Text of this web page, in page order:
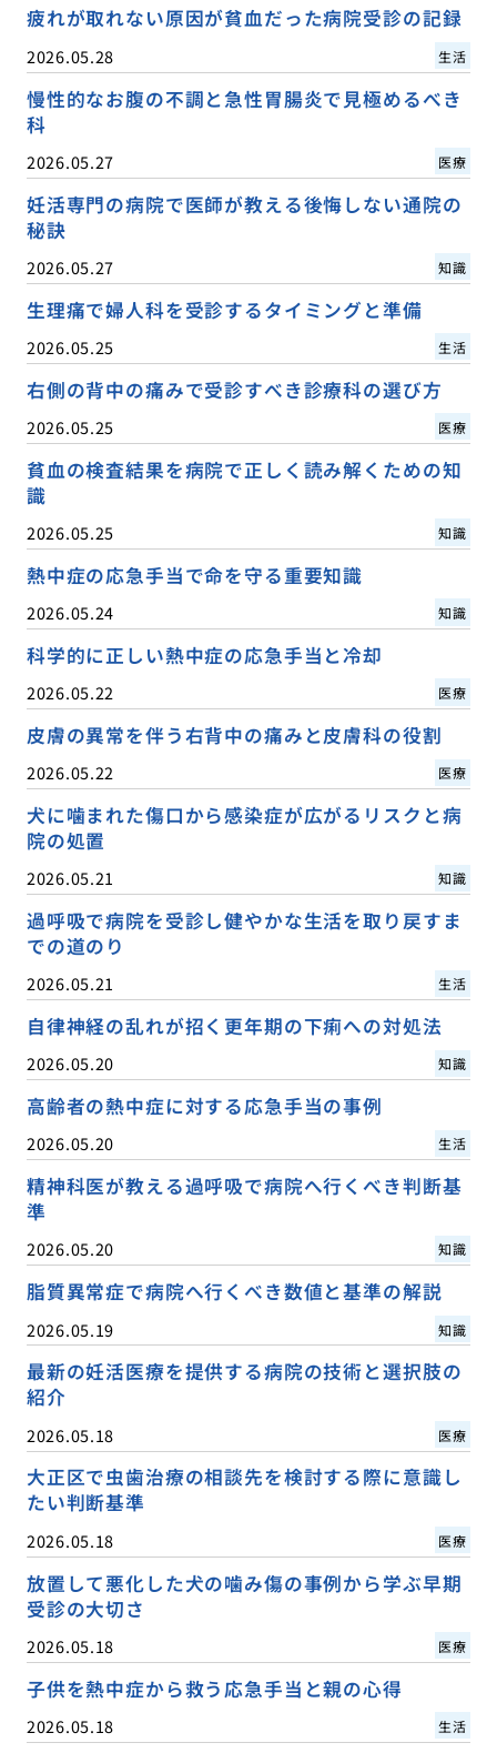
疲れが取れない原因が貧血だった病院受診の記録
2026.05.28 生活
慢性的なお腹の不調と急性胃腸炎で見極めるべき
科
2026.05.27 医療
妊活専門の病院で医師が教える後悔しない通院の
秘訣
2026.05.27 知識
生理痛で婦人科を受診するタイミングと準備
2026.05.25 生活
右側の背中の痛みで受診すべき診療科の選び方
2026.05.25 医療
貧血の検査結果を病院で正しく読み解くための知
識
2026.05.25 知識
熱中症の応急手当で命を守る重要知識
2026.05.24 知識
科学的に正しい熱中症の応急手当と冷却
2026.05.22 医療
皮膚の異常を伴う右背中の痛みと皮膚科の役割
2026.05.22 医療
犬に噛まれた傷口から感染症が広がるリスクと病
院の処置
2026.05.21 知識
過呼吸で病院を受診し健やかな生活を取り戻すま
での道のり
2026.05.21 生活
自律神経の乱れが招く更年期の下痢への対処法
2026.05.20 知識
高齢者の熱中症に対する応急手当の事例
2026.05.20 生活
精神科医が教える過呼吸で病院へ行くべき判断基
準
2026.05.20 知識
脂質異常症で病院へ行くべき数値と基準の解説
2026.05.19 知識
最新の妊活医療を提供する病院の技術と選択肢の
紹介
2026.05.18 医療
大正区で虫歯治療の相談先を検討する際に意識し
たい判断基準
2026.05.18 医療
放置して悪化した犬の噛み傷の事例から学ぶ早期
受診の大切さ
2026.05.18 医療
子供を熱中症から救う応急手当と親の心得
2026.05.18 生活